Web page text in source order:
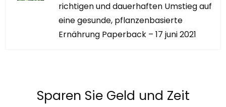
richtigen und dauerhaften Umstieg auf
eine gesunde, pflanzenbasierte
Ernährung Paperback – 17 juni 2021
Sparen Sie Geld und Zeit